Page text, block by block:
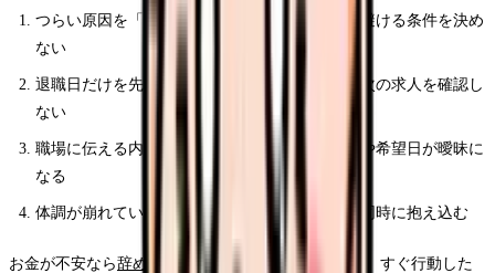
つらい原因を「全部」として扱い、次の職場で避ける条件を決め
ない
退職日だけを先に決め、生活費・有休・保険・次の求人を確認し
ない
職場に伝える内容が感情だけになり、退職理由や希望日が曖昧に
なる
体調が崩れているのに、転職活動と退職交渉を同時に抱え込む
お金が不安なら辞めたいけどお金が不安な時の整理
、すぐ行動した